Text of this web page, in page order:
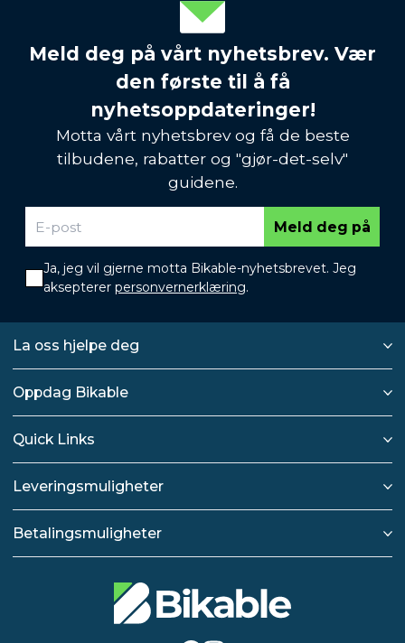
Meld deg på vårt nyhetsbrev. Vær
den første til å få
nyhetsoppdateringer!
Motta vårt nyhetsbrev og få de beste
tilbudene, rabatter og "gjør-det-selv"
guidene.
Meld deg på
Ja, jeg vil gjerne motta Bikable-nyhetsbrevet. Jeg
aksepterer personvernerklæring.
La oss hjelpe deg
Oppdag Bikable
Quick Links
Leveringsmuligheter
Betalingsmuligheter